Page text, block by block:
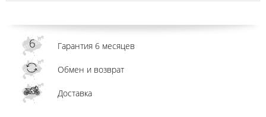
Гарантия 6 месяцев
Обмен и возврат
Доставка